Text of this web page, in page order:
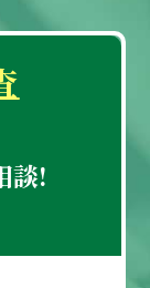
談!